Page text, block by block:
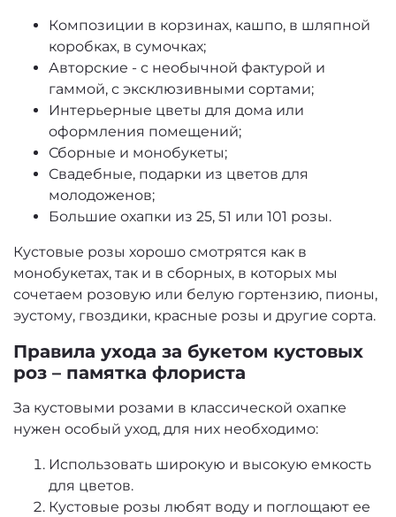
Композиции в корзинах, кашпо, в шляпной
коробках, в сумочках;
Авторские - с необычной фактурой и
гаммой, с эксклюзивными сортами;
Интерьерные цветы для дома или
оформления помещений;
Сборные и монобукеты;
Свадебные, подарки из цветов для
молодоженов;
Большие охапки из 25, 51 или 101 розы.
Кустовые розы хорошо смотрятся как в
монобукетах, так и в сборных, в которых мы
сочетаем розовую или белую гортензию, пионы,
эустому, гвоздики, красные розы и другие сорта.
Правила ухода за букетом кустовых
роз – памятка флориста
За кустовыми розами в классической охапке
нужен особый уход, для них необходимо:
Использовать широкую и высокую емкость
для цветов.
Кустовые розы любят воду и поглощают ее